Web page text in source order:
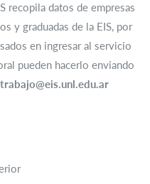
recopila datos de empresas
y graduadas de la EIS, por
en ingresar al servicio
pueden hacerlo enviando